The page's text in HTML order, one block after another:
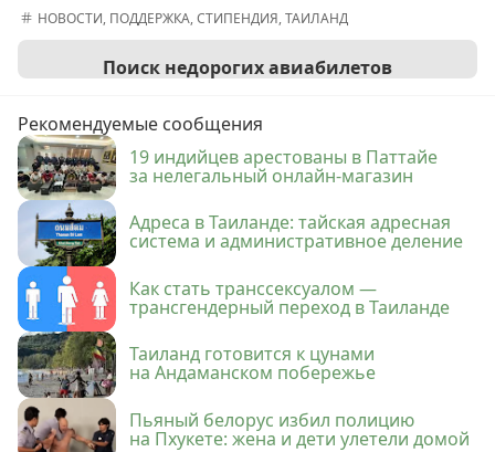
НОВОСТИ, ПОДДЕРЖКА,СТИПЕНДИЯ,ТАИЛАНД
Поиск недорогих авиабилетов
Рекомендуемые сообщения
19 индийцев арестованы в Паттайе
за нелегальный онлайн-магазин
Адреса в Таиланде: тайская адресная
система и административное деление
Как стать транссексуалом —
трансгендерный переход в Таиланде
Таиланд готовится к цунами
на Андаманском побережье
Пьяный белорус избил полицию
на Пхукете: жена и дети улетели домой